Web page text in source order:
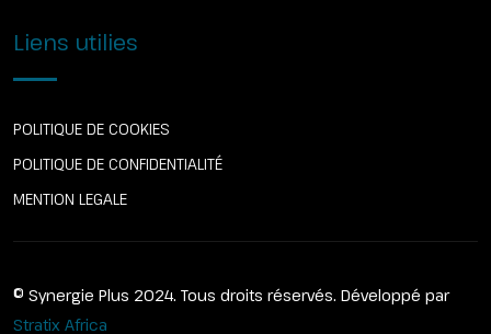
Liens utilies
POLITIQUE DE COOKIES
POLITIQUE DE CONFIDENTIALITÉ
MENTION LEGALE
© Synergie Plus 2024. Tous droits réservés. Développé par
Stratix Africa